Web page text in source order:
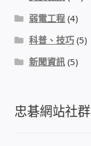
弱電工程 (4)
科普、技巧 (5)
新聞資訊 (5)
忠碁網站社群